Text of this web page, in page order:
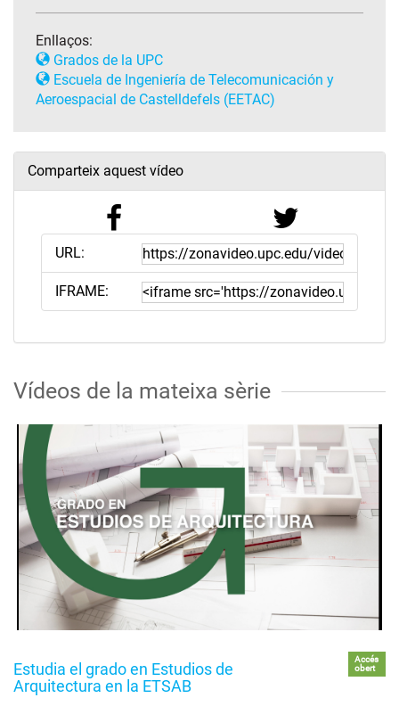
Enllaços:
Grados de la UPC
Escuela de Ingeniería de Telecomunicación y
Aeroespacial de Castelldefels (EETAC)
Comparteix aquest vídeo
URL:
IFRAME:
Vídeos de la mateixa sèrie
Estudia el grado en Estudios de
Arquitectura en la ETSAB
Accés
obert